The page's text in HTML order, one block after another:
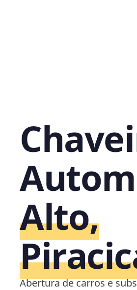
Alto,
Abertura de carros e